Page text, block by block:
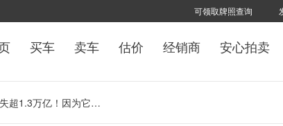
可领取牌照查询
买车 卖车 估价 经销商 安心拍卖
超1.3万亿！因为它…